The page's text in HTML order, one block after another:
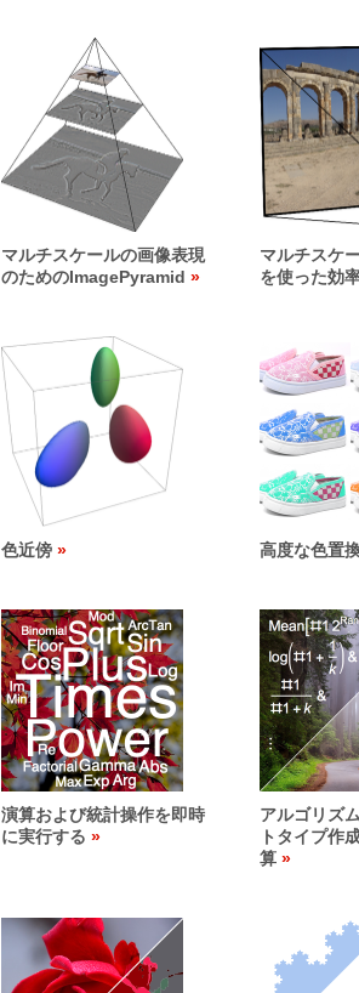
マルチスケールの画像表現
のためのImagePyramid
マルチスケ
を使った効
色近傍 高度な色置
演算および統計操作を即時
に実行する
アルゴリズ
トタイプ作
算